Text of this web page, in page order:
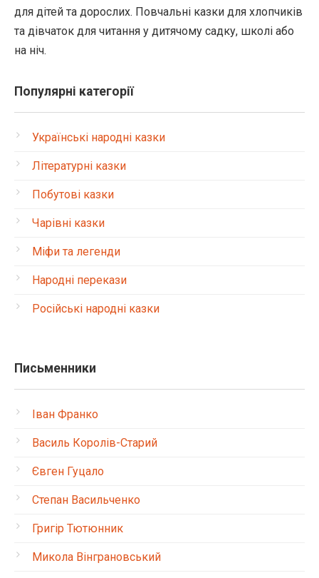
для дітей та дорослих. Повчальні казки для хлопчиків
та дівчаток для читання у дитячому садку, школі або
на ніч.
Популярні категорії
Українські народні казки
Літературні казки
Побутові казки
Чарівні казки
Міфи та легенди
Народні перекази
Російські народні казки
Письменники
Іван Франко
Василь Королів-Старий
Євген Гуцало
Степан Васильченко
Григір Тютюнник
Микола Вінграновський